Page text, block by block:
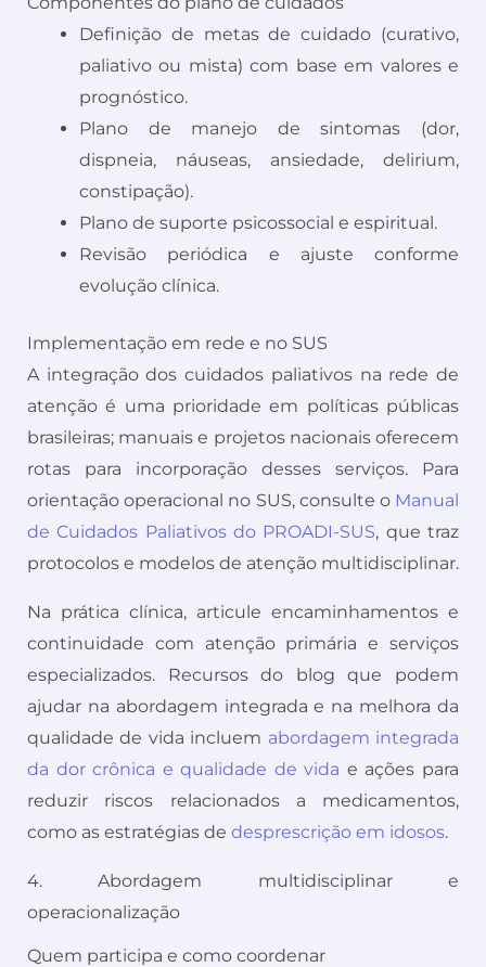
Definição de metas de cuidado (curativo,
paliativo ou mista) com base em valores e
prognóstico.
Plano de manejo de sintomas (dor,
dispneia, náuseas, ansiedade, delirium,
constipação).
Plano de suporte psicossocial e espiritual.
Revisão periódica e ajuste conforme
evolução clínica.
Implementação em rede e no SUS
A integração dos cuidados paliativos na rede de
atenção é uma prioridade em políticas públicas
brasileiras; manuais e projetos nacionais oferecem
rotas para incorporação desses serviços. Para
orientação operacional no SUS, consulte o Manual
de Cuidados Paliativos do PROADI-SUS, que traz
protocolos e modelos de atenção multidisciplinar.
Na prática clínica, articule encaminhamentos e
continuidade com atenção primária e serviços
especializados. Recursos do blog que podem
ajudar na abordagem integrada e na melhora da
qualidade de vida incluem abordagem integrada
da dor crônica e qualidade de vida e ações para
reduzir riscos relacionados a medicamentos,
como as estratégias de desprescrição em idosos.
4. Abordagem multidisciplinar e
operacionalização
Quem participa e como coordenar